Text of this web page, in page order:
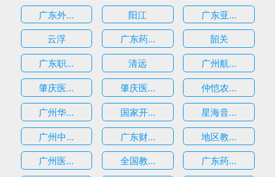
广东外...
阳江
广东亚...
云浮
广东药...
韶关
广东职...
清远
广州航...
肇庆医...
肇庆医...
仲恺农...
广州华...
国家开...
星海音...
广州中...
广东财...
地区教...
广州医...
全国教...
广东药...